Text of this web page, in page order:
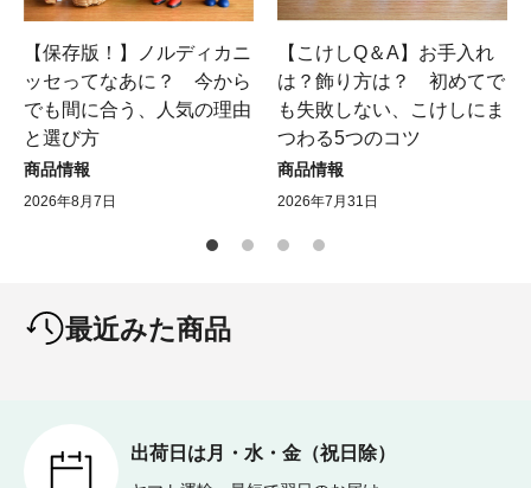
【保存版！】ノルディカニ
ッセってなあに？ 今から
でも間に合う、人気の理由
と選び方
商品情報
2026年8月7日
【こけしQ＆A】お手入れ
は？飾り方は？ 初めてで
も失敗しない、こけしにま
つわる5つのコツ
商品情報
2026年7月31日
最近みた商品
出荷日は月・水・金（祝日除）